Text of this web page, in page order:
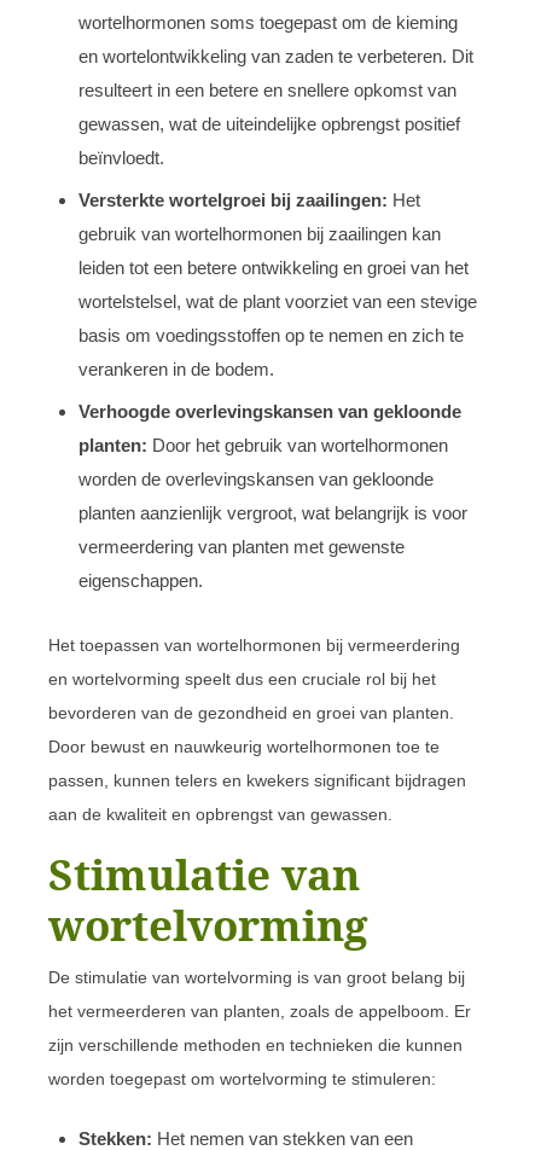
wortelhormonen soms toegepast om de kieming
en wortelontwikkeling van zaden te verbeteren. Dit
resulteert in een betere en snellere opkomst van
gewassen, wat de uiteindelijke opbrengst positief
beïnvloedt.
Versterkte wortelgroei bij zaailingen: Het
gebruik van wortelhormonen bij zaailingen kan
leiden tot een betere ontwikkeling en groei van het
wortelstelsel, wat de plant voorziet van een stevige
basis om voedingsstoffen op te nemen en zich te
verankeren in de bodem.
Verhoogde overlevingskansen van gekloonde
planten: Door het gebruik van wortelhormonen
worden de overlevingskansen van gekloonde
planten aanzienlijk vergroot, wat belangrijk is voor
vermeerdering van planten met gewenste
eigenschappen.
Het toepassen van wortelhormonen bij vermeerdering
en wortelvorming speelt dus een cruciale rol bij het
bevorderen van de gezondheid en groei van planten.
Door bewust en nauwkeurig wortelhormonen toe te
passen, kunnen telers en kwekers significant bijdragen
aan de kwaliteit en opbrengst van gewassen.
Stimulatie van
wortelvorming
De stimulatie van wortelvorming is van groot belang bij
het vermeerderen van planten, zoals de appelboom. Er
zijn verschillende methoden en technieken die kunnen
worden toegepast om wortelvorming te stimuleren:
Stekken: Het nemen van stekken van een